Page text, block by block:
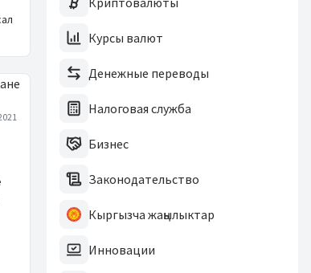
Курсы валют
Денежные переводы
Налоговая служба
Бизнес
Законодательство
Кыргызча жаңылыктар
Инновации